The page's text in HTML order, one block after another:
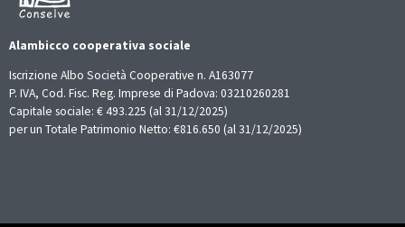
Alambicco cooperativa sociale
Iscrizione Albo Società Cooperative n. A163077
P. IVA, Cod. Fisc. Reg. Imprese di Padova: 03210260281
Capitale sociale: € 493.225 (al 31/12/2025)
per un Totale Patrimonio Netto: €816.650 (al 31/12/2025)